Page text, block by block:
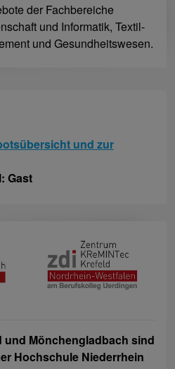
der Fachbereiche
und Informatik, Textil-
und Gesundheitswesen.
und zur
Gast
und Mönchengladbach sind
Hochschule Niederrhein